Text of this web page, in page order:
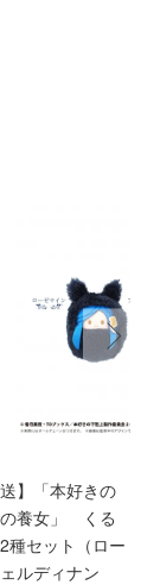
】「本好きの
養女」 くる
セット（ロー
ルディナン